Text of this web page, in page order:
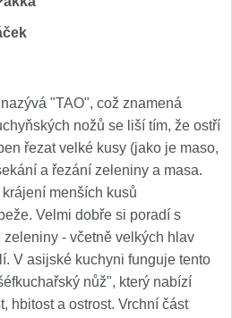
"TAO", což znamená
nožů se liší tím, že ostří
řezat velké kusy (jako je maso,
a řezání zeleniny a masa.
menších kusů
Velmi dobře si poradí s
zeleniny - včetně velkých hlav
V asijské kuchyni funguje tento
nůž", který nabízí
hbitost a ostrost. Vrchní část